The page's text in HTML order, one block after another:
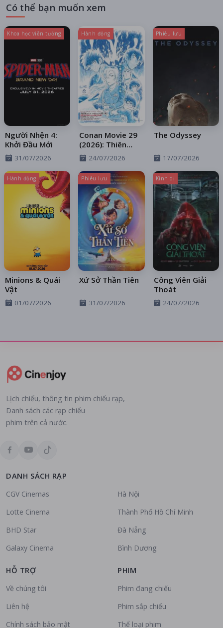
Có thể bạn muốn xem
Khoa học viễn tưởng
Người Nhện 4:
Khởi Đầu Mới
31/07/2026
Hành động
Conan Movie 29
(2026): Thiên
Thần Sa Ngã
Trên Xa Lộ
24/07/2026
Phiêu lưu
The Odyssey
17/07/2026
Hành động
Minions & Quái
Vật
01/07/2026
Phiêu lưu
Xứ Sở Thần Tiên
31/07/2026
Kinh dị
Công Viên Giải
Thoát
24/07/2026
Lịch chiếu, thông tin phim chiếu rạp,
Danh sách các rạp chiếu
phim trên cả nước.
DANH SÁCH RẠP
CGV Cinemas
Lotte Cinema
BHD Star
Galaxy Cinema
Hà Nội
Thành Phố Hồ Chí Minh
Đà Nẵng
Bình Dương
HỖ TRỢ
Về chúng tôi
Liên hệ
Chính sách bảo mật
PHIM
Phim đang chiếu
Phim sắp chiếu
Thể loại phim